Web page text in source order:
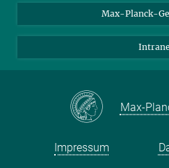
Ansprechpartner*innen
Presse- und
Max-Planck-
Max-
Impressum